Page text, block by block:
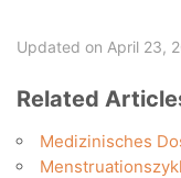
Updated on April 23,
Related
Medizinisches